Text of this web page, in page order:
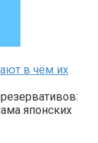
в чём их
японских